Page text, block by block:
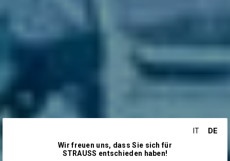
IT DE
Wir freuen uns, dass Sie sich für
STRAUSS entschieden haben!